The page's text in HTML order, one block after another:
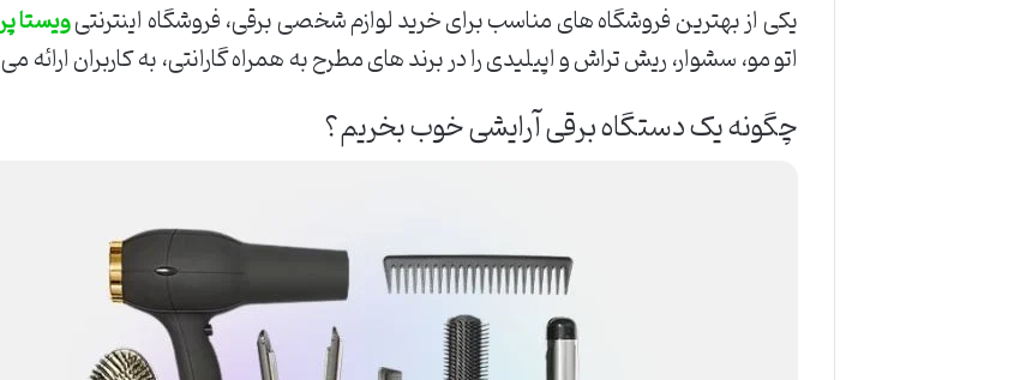
یکی از بهترین فروشگاه های مناسب برای خرید لوازم شخصی برقی، فروشگاه اینترنتیویستا
اتو مو، سشوار، ریش تراش و اپیلیدی را در برند های مطرح به همراه گارانتی، به کاربران
چگونه یک دستگاه برقی آرایشی خوب بخریم؟